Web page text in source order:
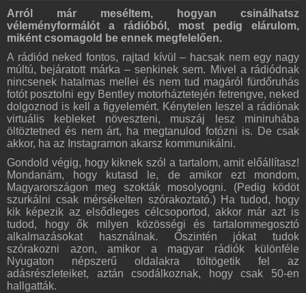
Partnerek
Rádiós partnerek
Rádió beágyazás
Ágyazd be weboldaladba
Online rádió készítés
Készítés lépésről lépésre
Arról már meséltem, hogyan csinálhatsz
véleményformálót a rádióból, most pedig elárulom,
miként csomagold be ennek megfelelően.
A rádiód neked fontos, rajtad kívül – hacsak nem egy nagy
múltú, bejáratott márka – senkinek sem. Mivel a rádiódnak
nincsenek hatalmas mellei és nem tud magáról fürdőruhás
fotót posztolni egy Bentley motorháztetején fetrengve, neked
dolgoznod is kell a figyelemért. Kénytelen leszel a rádiónak
virtuális kebleket növeszteni, muszáj lesz miniruhába
öltöztetned és nem árt, ha megtanulod fotózni is. De csak
akkor, ha az Instagramon akarsz kommunikálni.
Gondold végig, hogy kiknek szól a tartalom, amit előállítasz!
Mondanám, hogy kutasd le, de amikor ezt mondom,
Magyarországon meg szokták mosolyogni. (Pedig ködöt
szurkálni csak mérsékelten szórakoztató.) Ha tudod, hogy
kik képezik az elsődleges célcsoportod, akkor már azt is
tudod, hogy ők milyen közösségi és tartalommegosztó
alkalmazásokat használnak. Őszintén jókat tudok
szórakozni azon, amikor a magyar rádiók különféle
Nyugaton népszerű oldalakra töltögetik fel az
adásrészleteiket, aztán csodálkoznak, hogy csak 50-en
hallgatták.